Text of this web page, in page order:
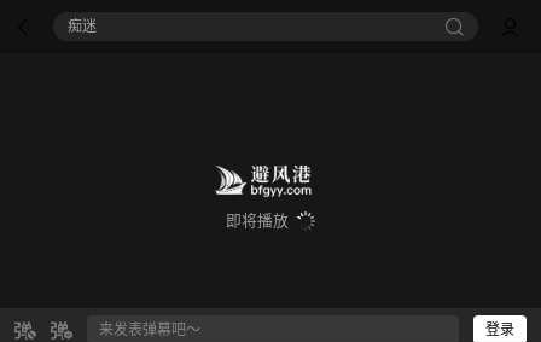
痴迷
即将播放
登录